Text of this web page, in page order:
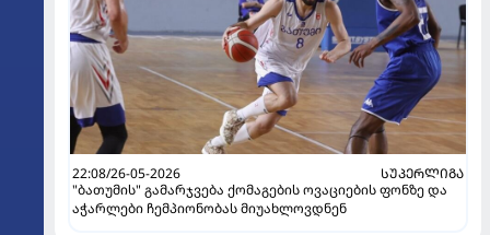
22:08/26-05-2026
ᲡᲣᲞᲔᲠᲚᲘᲒᲐ
"ბათუმის" გამარჯვება ქომაგების ოვაციების ფონზე და
აჭარლები ჩემპიონობას მიუახლოვდნენ